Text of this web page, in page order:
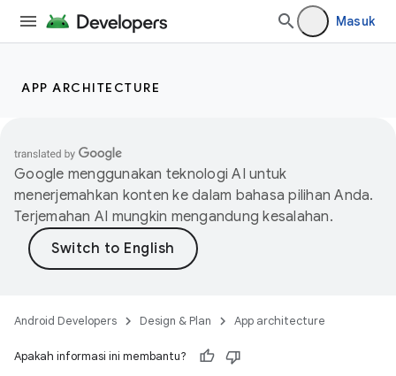
Masuk
APP ARCHITECTURE
Google menggunakan teknologi AI untuk
menerjemahkan konten ke dalam bahasa pilihan Anda.
Terjemahan AI mungkin mengandung kesalahan.
Android Developers Design & Plan App architecture
Apakah informasi ini membantu?